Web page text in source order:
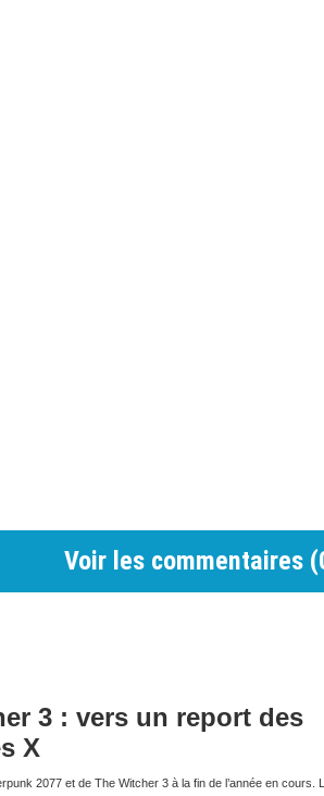
Voir les commentaires (
3 : vers un report des
X
2077 et de The Witcher 3 à la fin de l’année en cours.